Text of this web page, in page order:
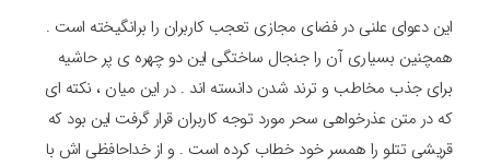
این دعوای علنی در فضای مجازی تعجب کاربران را برانگیخته است .
همچنین بسیاری آن را جنجال ساختگی این دو چهره ی پر حاشیه
برای جذب مخاطب و ترند شدن دانسته اند . در این میان ، نکته ای
که در متن عذرخواهی سحر مورد توجه کاربران قرار گرفت این بود که
قریشی تتلو را همسر خود خطاب کرده است . و از خداحافظی اش با